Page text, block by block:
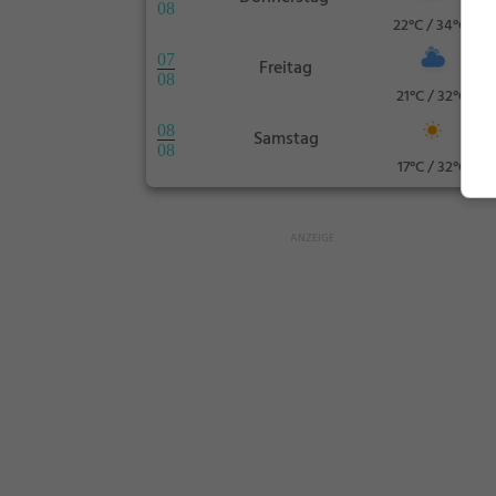
08
22°C / 34°C
07
08
Freitag
21°C / 32°C
08
08
Samstag
17°C / 32°C